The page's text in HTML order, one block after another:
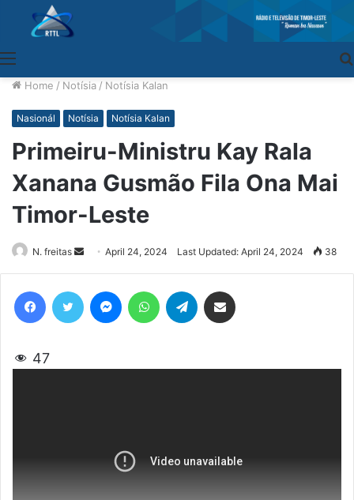
Home / Notísia / Notísia Kalan
Nasionál Notísia Notísia Kalan
Primeiru-Ministru Kay Rala
Xanana Gusmão Fila Ona Mai
Timor-Leste
N. freitas
Send
an
email
April 24, 2024 Last Updated: April 24, 2024 38
47